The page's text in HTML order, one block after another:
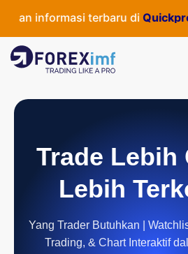
informasi terbaru di
Trade Lebih
Lebih
Yang Trader Butuhkan |
Trading, & Chart Interaktif